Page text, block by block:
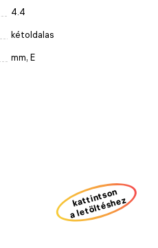
4.4
kétoldalas
mm, E
kattintson
a letöltéshez